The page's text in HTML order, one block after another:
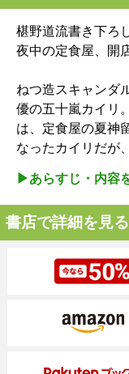
椹野道流書き下ろ
夜中の定食屋、開
ねつ造スキャンダ
優の五十嵐カイリ
は、定食屋の夏神
なったカイリだが
▶︎あらすじ・内容
書店で詳細を見る